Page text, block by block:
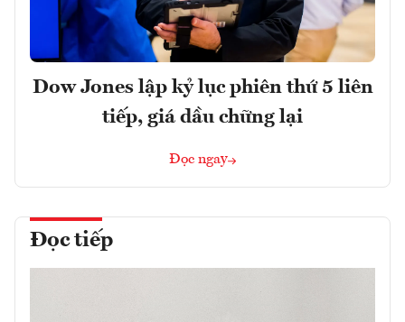
Dow Jones lập kỷ lục phiên thứ 5 liên
tiếp, giá dầu chững lại
Đọc ngay
Đọc tiếp